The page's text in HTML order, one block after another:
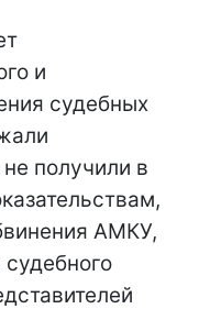
и
судебных
получили в
АМКУ,